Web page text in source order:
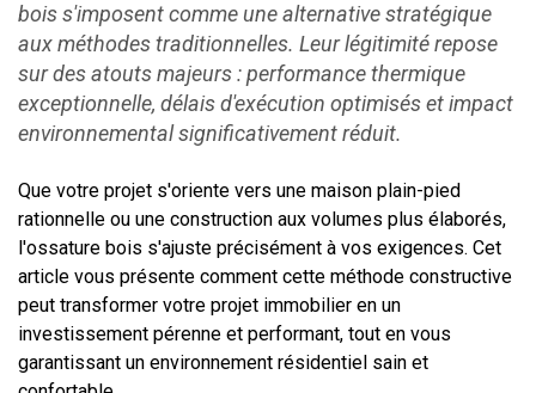
bois s'imposent comme une alternative stratégique
aux méthodes traditionnelles. Leur légitimité repose
sur des atouts majeurs : performance thermique
exceptionnelle, délais d'exécution optimisés et impact
environnemental significativement réduit.
Que votre projet s'oriente vers une maison plain-pied
rationnelle ou une construction aux volumes plus élaborés,
l'ossature bois s'ajuste précisément à vos exigences. Cet
article vous présente comment cette méthode constructive
peut transformer votre projet immobilier en un
investissement pérenne et performant, tout en vous
garantissant un environnement résidentiel sain et